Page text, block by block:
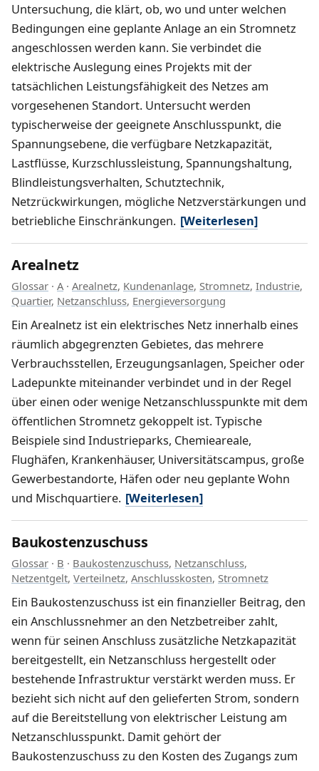
Untersuchung, die klärt, ob, wo und unter welchen
Bedingungen eine geplante Anlage an ein Stromnetz
angeschlossen werden kann. Sie verbindet die
elektrische Auslegung eines Projekts mit der
tatsächlichen Leistungsfähigkeit des Netzes am
vorgesehenen Standort. Untersucht werden
typischerweise der geeignete Anschlusspunkt, die
Spannungsebene, die verfügbare Netzkapazität,
Lastflüsse, Kurzschlussleistung, Spannungshaltung,
Blindleistungsverhalten, Schutztechnik,
Netzrückwirkungen, mögliche Netzverstärkungen und
betriebliche Einschränkungen. [Weiterlesen]
Arealnetz
Glossar · A · Arealnetz, Kundenanlage, Stromnetz, Industrie,
Quartier, Netzanschluss, Energieversorgung
Ein Arealnetz ist ein elektrisches Netz innerhalb eines
räumlich abgegrenzten Gebietes, das mehrere
Verbrauchsstellen, Erzeugungsanlagen, Speicher oder
Ladepunkte miteinander verbindet und in der Regel
über einen oder wenige Netzanschlusspunkte mit dem
öffentlichen Stromnetz gekoppelt ist. Typische
Beispiele sind Industrieparks, Chemieareale,
Flughäfen, Krankenhäuser, Universitätscampus, große
Gewerbestandorte, Häfen oder neu geplante Wohn
und Mischquartiere. [Weiterlesen]
Baukostenzuschuss
Glossar · B · Baukostenzuschuss, Netzanschluss,
Netzentgelt, Verteilnetz, Anschlusskosten, Stromnetz
Ein Baukostenzuschuss ist ein finanzieller Beitrag, den
ein Anschlussnehmer an den Netzbetreiber zahlt,
wenn für seinen Anschluss zusätzliche Netzkapazität
bereitgestellt, ein Netzanschluss hergestellt oder
bestehende Infrastruktur verstärkt werden muss. Er
bezieht sich nicht auf den gelieferten Strom, sondern
auf die Bereitstellung von elektrischer Leistung am
Netzanschlusspunkt. Damit gehört der
Baukostenzuschuss zu den Kosten des Zugangs zum